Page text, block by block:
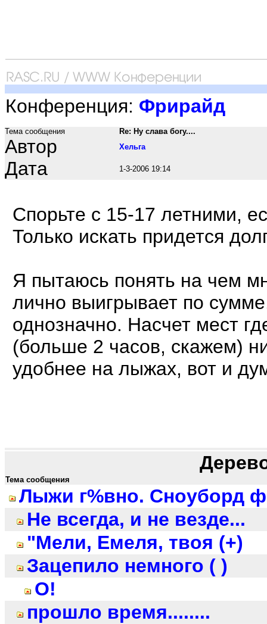
Конференция: Фрирайд
Тема сообщения Re: Ну слава богу....
Автор Хельга
Дата 1-3-2006 19:14
Спорьте с 15-17 летними,
Только искать придется
Я пытаюсь понять на чем
лично выигрывает по
однозначно. Насчет мест
(больше 2 часов, скажем)
удобнее на лыжах, вот и
Тема сообщения
Лыжи г%вно. Сноуборд
Не всегда, и не везде...
"Мели, Емеля, твоя (+)
Зацепило немного ( )
О!
прошло время........